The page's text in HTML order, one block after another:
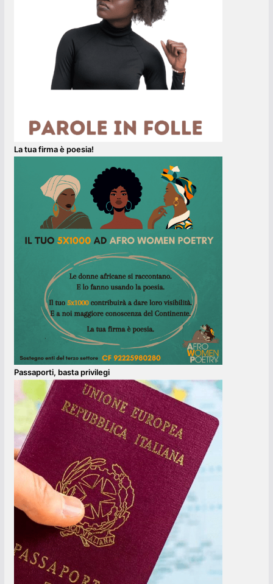
La tua firma è poesia!
Passaporti, basta privilegi